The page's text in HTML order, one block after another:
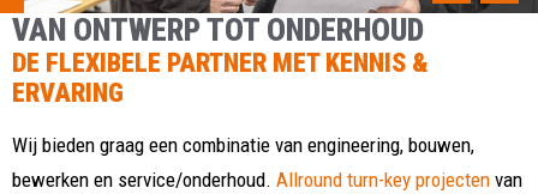
VAN ONTWERP TOT ONDERHOUD
DE FLEXIBELE PARTNER MET KENNIS &
ERVARING
Wij bieden graag een combinatie van engineering, bouwen,
bewerken en service/onderhoud. Allround turn-key projecten van